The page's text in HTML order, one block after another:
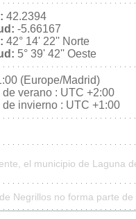
42.2394
-5.66167
42° 14' 22'' Norte
5° 39' 42'' Oeste
(Europe/Madrid)
de verano : UTC +2:00
de invierno : UTC +1:00
el municipio de Laguna
Negrillos no forma parte